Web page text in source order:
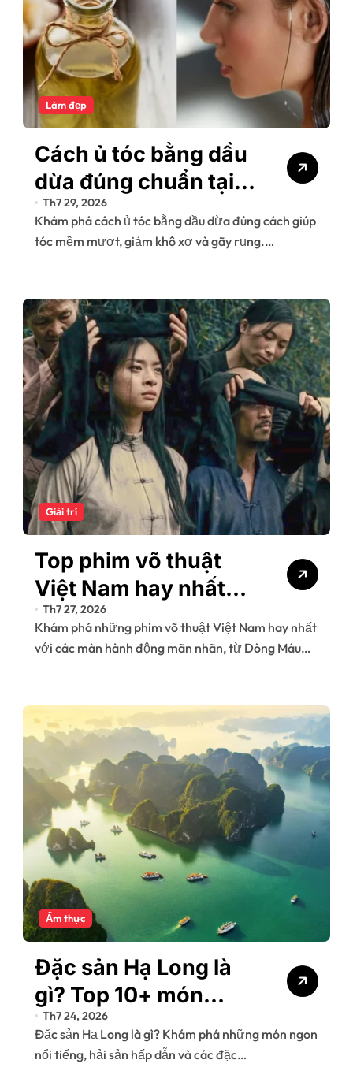
Làm đẹp
Cách ủ tóc bằng dầu
dừa đúng chuẩn tại
nhà giúp tóc bóng
mượt, giảm gãy rụng
Th7 29, 2026
Khám phá cách ủ tóc bằng dầu dừa đúng cách giúp
tóc mềm mượt, giảm khô xơ và gãy rụng.…
Giải trí
Top phim võ thuật
Việt Nam hay nhất
2026
Th7 27, 2026
Khám phá những phim võ thuật Việt Nam hay nhất
với các màn hành động mãn nhãn, từ Dòng Máu…
Ẩm thực
Đặc sản Hạ Long là
gì? Top 10+ món
ngon & địa chỉ mua
uy tín
Th7 24, 2026
Đặc sản Hạ Long là gì? Khám phá những món ngon
nổi tiếng, hải sản hấp dẫn và các đặc…